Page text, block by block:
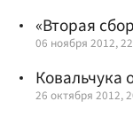
«Вторая
06 ноября 2012,
Ковальчука
26 октября 2012,